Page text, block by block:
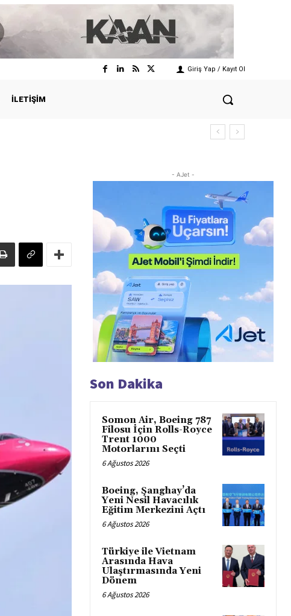
Giriş Yap / Kayıt Ol
İLETIŞIM
- AJet -
Son Dakika
Somon Air, Boeing 787
Filosu İçin Rolls-Royce
Trent 1000
Motorlarını Seçti
6 Ağustos 2026
Boeing, Şanghay’da
Yeni Nesil Havacılık
Eğitim Merkezini Açtı
6 Ağustos 2026
Türkiye ile Vietnam
Arasında Hava
Ulaştırmasında Yeni
Dönem
6 Ağustos 2026